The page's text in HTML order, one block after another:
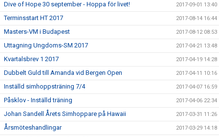
Dive of Hope 30 september - Hoppa för livet! 2017-09-01 13:40
Terminsstart HT 2017 2017-08-14 16:44
Masters-VM i Budapest 2017-08-12 08:53
Uttagning Ungdoms-SM 2017 2017-04-21 13:48
Kvartalsbrev 1 2017 2017-04-19 14:28
Dubbelt Guld till Amanda vid Bergen Open 2017-04-11 10:16
Inställd simhoppsträning 7/4 2017-04-07 16:59
Påsklov - Inställd träning 2017-04-06 22:34
Johan Sandell Årets Simhoppare på Hawaii 2017-03-31 11:26
Årsmöteshandlingar 2017-03-29 14:18